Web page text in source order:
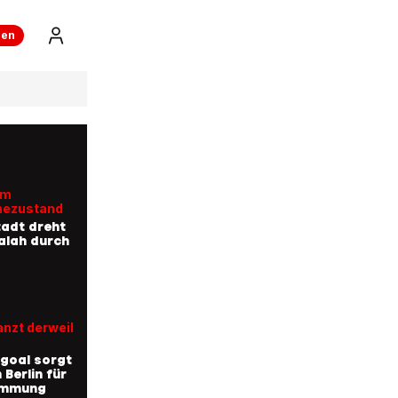
dreht
durch
derweil
sorgt
Berlin für